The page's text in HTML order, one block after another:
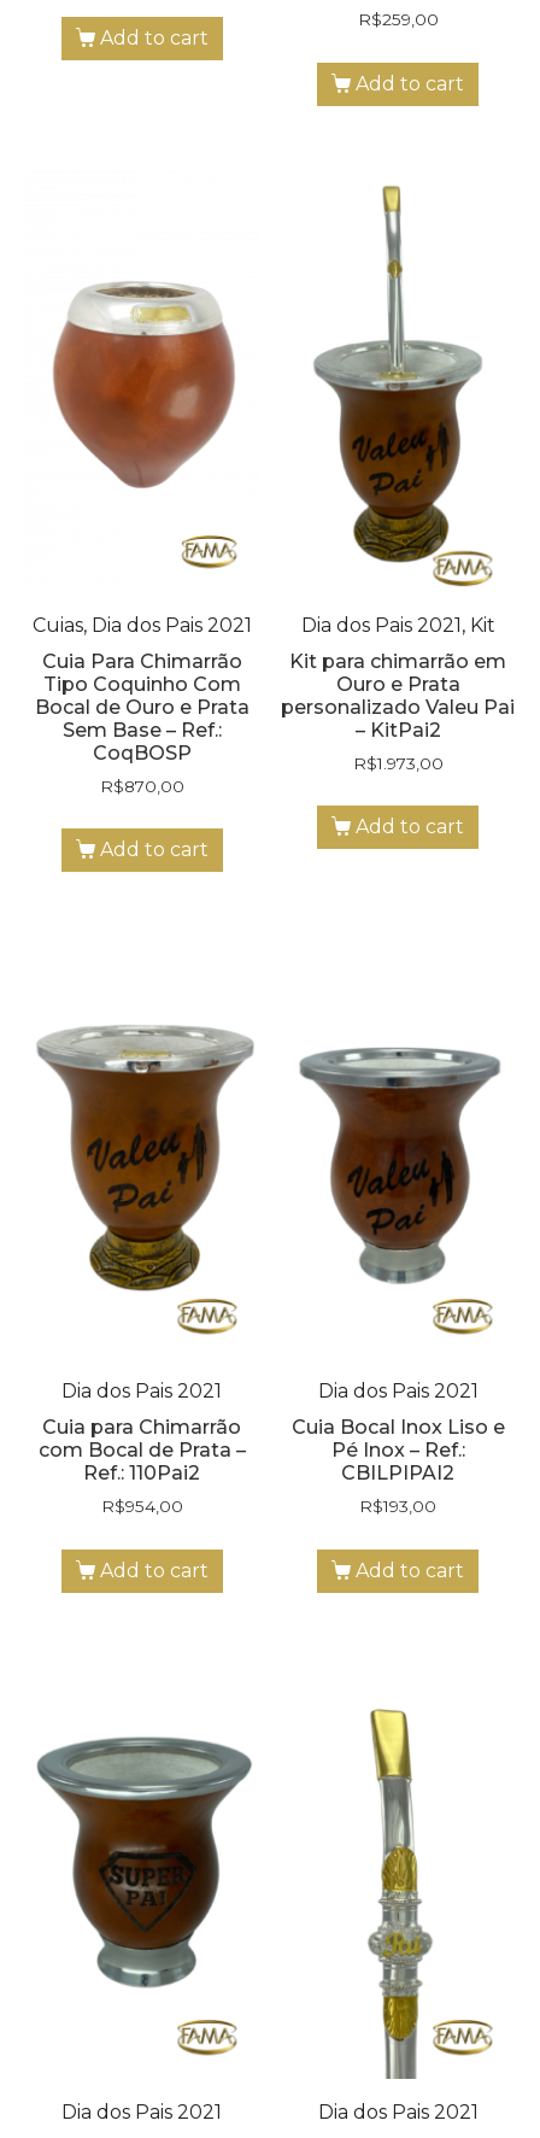
Add to cart
R$259,00
Add to cart
Cuias, Dia dos Pais 2021
Cuia Para Chimarrão
Tipo Coquinho Com
Bocal de Ouro e Prata
Sem Base – Ref.:
CoqBOSP
R$870,00
Add to cart
Dia dos Pais 2021, Kit
Kit para chimarrão em
Ouro e Prata
personalizado Valeu Pai
– KitPai2
R$1.973,00
Add to cart
Dia dos Pais 2021
Cuia para Chimarrão
com Bocal de Prata –
Ref.: 110Pai2
R$954,00
Add to cart
Dia dos Pais 2021
Cuia Bocal Inox Liso e
Pé Inox – Ref.:
CBILPIPAI2
R$193,00
Add to cart
Dia dos Pais 2021
Dia dos Pais 2021